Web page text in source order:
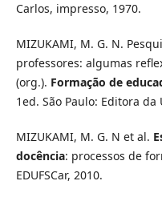
Carlos, impresso, 1970.
MIZUKAMI, M. G. N.
professores: algumas
(org.). Formação de
1ed. São Paulo: Editora da
MIZUKAMI, M. G. N et al.
docência: processos de
EDUFSCar, 2010.